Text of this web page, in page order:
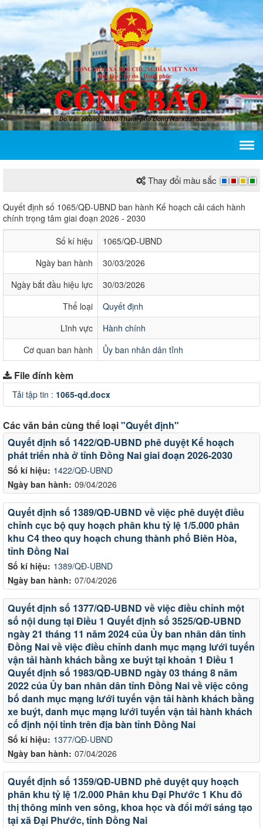
Thay đổi màu sắc
Quyết định số 1065/QĐ-UBND ban hành Kế hoạch
Quyết định số 1065/QĐ-UBND ban hành Kế hoạch cải cách hành
chính trọng tâm giai đoạn 2026 - 2030
Số kí hiệu
1065/QĐ-UBND
Ngày ban hành
30/03/2026
Ngày bắt đầu hiệu lực
30/03/2026
Thể loại
Quyết định
Lĩnh vực
Hành chính
Cơ quan ban hành
Ủy ban nhân dân tỉnh
File đính kèm
Tải tập tin : 1065-qd.docx
Các văn bản cùng thể loại"Quyết định"
Số kí hiệu: 1422/QĐ-UBND
Ngày ban hành: 09/04/2026
Quyết định số 1422/QĐ-UBND phê duyệt Kế hoạch
phát triển nhà ở tỉnh Đồng Nai giai đoạn 2026-2030
Số kí hiệu: 1389/QĐ-UBND
Ngày ban hành: 07/04/2026
Quyết định số 1389/QĐ-UBND về việc phê duyệt điều
chỉnh cục bộ quy hoạch phân khu tỷ lệ 1/5.000 phân
khu C4 theo quy hoạch chung thành phố Biên Hòa,
tỉnh Đồng Nai
Số kí hiệu: 1377/QĐ-UBND
Ngày ban hành: 07/04/2026
Quyết định số 1377/QĐ-UBND về việc điều chỉnh một
số nội dung tại Điều 1 Quyết định số 3525/QĐ-UBND
ngày 21 tháng 11 năm 2024 của Ủy ban nhân dân tỉnh
Đồng Nai về việc điều chỉnh danh mục mạng lưới tuyến
vận tải hành khách bằng xe buýt tại khoản 1 Điều 1
Quyết định số 1983/QĐ-UBND ngày 03 tháng 8 năm
2022 của Ủy ban nhân dân tỉnh Đồng Nai về việc công
bố danh mục mạng lưới tuyến vận tải hành khách bằng
xe buýt, danh mục mạng lưới tuyến vận tải hành khách
cố định nội tỉnh trên địa bàn tỉnh Đồng Nai
Quyết định số 1359/QĐ-UBND phê duyệt quy hoạch
phân khu tỷ lệ 1/2.000 Phân khu Đại Phước 1 Khu đô
thị thông minh ven sông, khoa học và đổi mới sáng tạo
tại xã Đại Phước, tỉnh Đồng Nai